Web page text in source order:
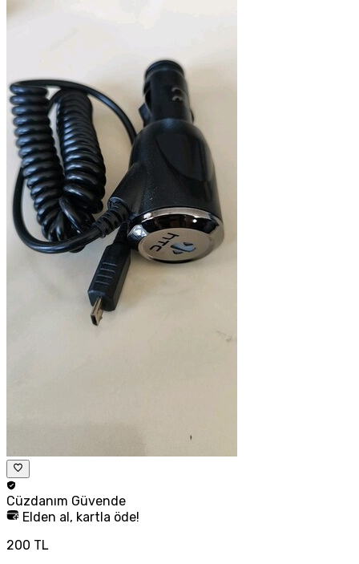
Cüzdanım Güvende
Elden al, kartla öde!
200 TL